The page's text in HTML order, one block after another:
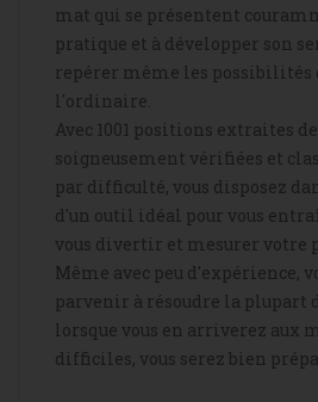
mat qui se présentent
pratique et à développer son
repérer même les possibilités
l'ordinaire.
Avec 1001 positions extraites
soigneusement vérifiées et
par difficulté, vous disposez
d'un outil idéal pour vous
vous divertir et mesurer votre
Même avec peu d'expérience,
parvenir à résoudre la plupart
lorsque vous en arriverez aux
difficiles, vous serez bien